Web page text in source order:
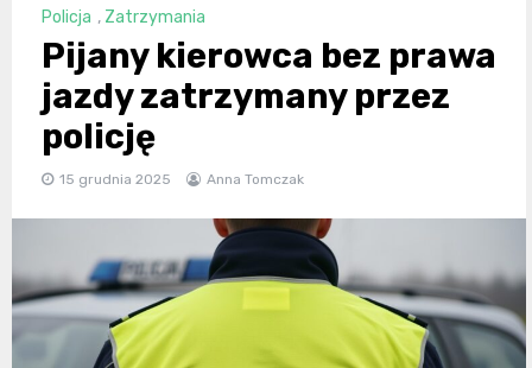
Policja , Zatrzymania
Pijany kierowca bez prawa
jazdy zatrzymany przez
policję
15 grudnia 2025 Anna Tomczak